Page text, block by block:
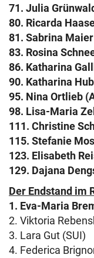
71. Julia
80. Ricarda
81. Sabrina
83. Rosina
86. Katharina
90. Katharina
95. Nina
98. Lisa-
111. Christine
115.
123. Elisabeth
129. Dajana
Der Endstand im
1. Eva-Maria
2. Viktoria
3. Lara
4. Federica